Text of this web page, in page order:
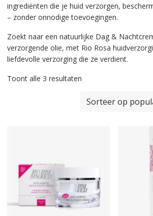
ingrediënten die je huid verzorgen,
– zonder onnodige toevoegingen.
Zoekt naar een natuurlijke Dag &
verzorgende olie, met Rio Rosa
liefdevolle verzorging die ze verdient.
Toont alle 3 resultatenGesorteerd
populariteit